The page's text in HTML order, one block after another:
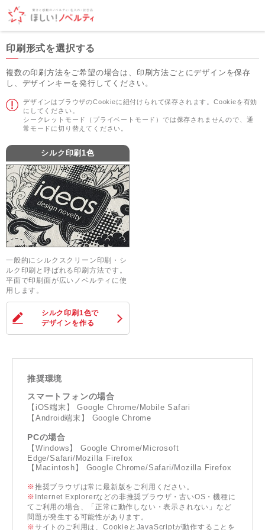
印刷形式を選択する
複数の印刷方法をご希望の場合は、印刷方法ごとにデザインを保存
し、デザインキーを発行してください。
デザインはブラウザのCookieに紐付けられて保存されます。Cookieを有効
にしてください。
シークレットモード（プライベートモード）では保存されませんので、通
常モードに切り替えてください。
シルク印刷1色
一般的にシルクスクリーン印刷・シ
ルク印刷と呼ばれる印刷方法です。
平面で印刷面が広いノベルティに使
用します。
シルク印刷1色で
デザインを作る
推奨環境
スマートフォンの場合
【iOS端末】 Google Chrome/Mobile Safari
【Android端末】 Google Chrome
PCの場合
【Windows】 Google Chrome/Microsoft
Edge/Safari/Mozilla Firefox
【Macintosh】 Google Chrome/Safari/Mozilla Firefox
※推奨ブラウザは常に最新版をご利用ください。
※ Internet Explorerなどの非推奨ブラウザ・古いOS・機種に
てご利用の場合、「正常に動作しない・表示されない」など
問題が発生する可能性があります。
※サイトのご利用は、CookieとJavaScriptが動作することを